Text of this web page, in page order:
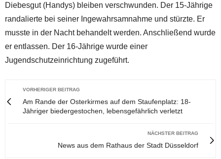
Diebesgut (Handys) bleiben verschwunden. Der 15-Jährige
randalierte bei seiner Ingewahrsamnahme und stürzte. Er
musste in der Nacht behandelt werden. Anschließend wurde
er entlassen. Der 16-Jährige wurde einer
Jugendschutzeinrichtung zugeführt.
VORHERIGER BEITRAG
Am Rande der Osterkirmes auf dem Staufenplatz: 18-
Jähriger biedergestochen, lebensgefährlich verletzt
NÄCHSTER BEITRAG
News aus dem Rathaus der Stadt Düsseldorf